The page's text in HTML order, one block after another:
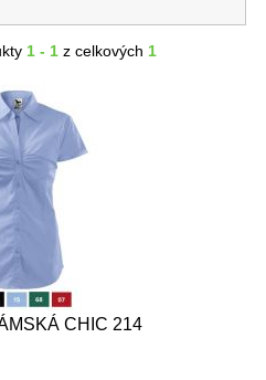
1 - 1 z celkových 1
CHIC 214